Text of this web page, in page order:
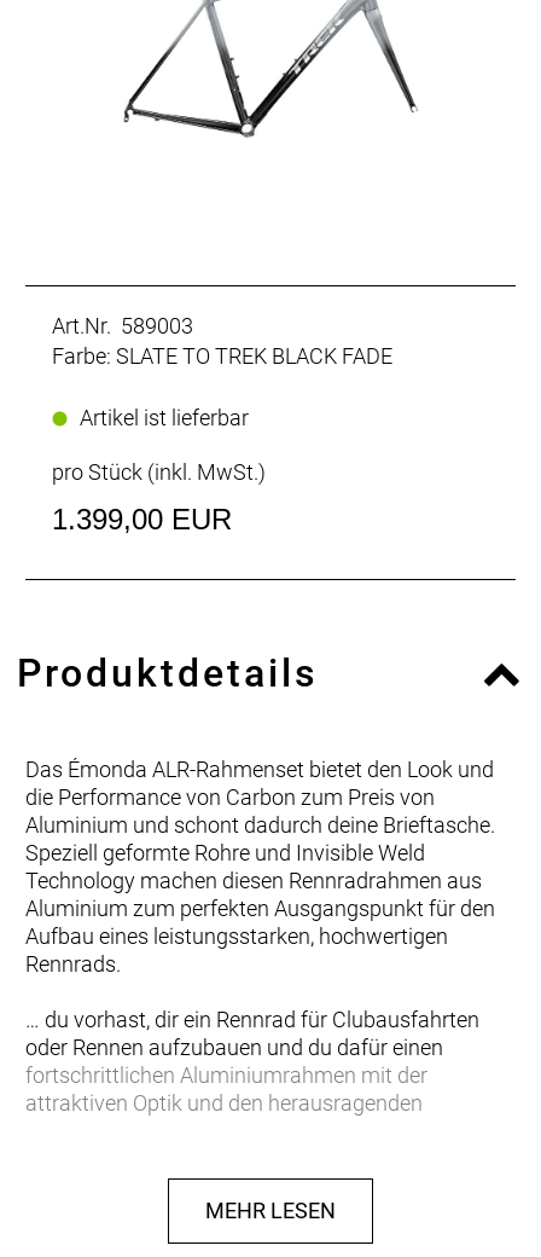
Art.Nr. 589003
Farbe: SLATE TO TREK BLACK FADE
Artikel ist lieferbar
pro Stück (inkl. MwSt.)
1.399,00 EUR
Produktdetails
Das Émonda ALR-Rahmenset bietet den Look und
die Performance von Carbon zum Preis von
Aluminium und schont dadurch deine Brieftasche.
Speziell geformte Rohre und Invisible Weld
Technology machen diesen Rennradrahmen aus
Aluminium zum perfekten Ausgangspunkt für den
Aufbau eines leistungsstarken, hochwertigen
Rennrads.
… du vorhast, dir ein Rennrad für Clubausfahrten
oder Rennen aufzubauen und du dafür einen
fortschrittlichen Aluminiumrahmen mit der
attraktiven Optik und den herausragenden
Einen leichten Rahmen aus 300 Series Alpha
Aluminium mit speziell geformten Rohren, Invisible
MEHR LESEN